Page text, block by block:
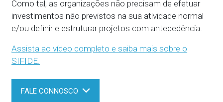
Como tal, as organizações não precisam de efetuar
investimentos não previstos na sua atividade normal
e/ou definir e estruturar projetos com antecedência.
Assista ao vídeo completo e saiba mais sobre o
SIFIDE.
FALE CONNOSCO